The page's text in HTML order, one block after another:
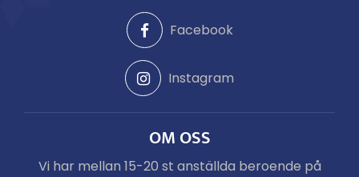
Facebook
Instagram
OM OSS
Vi har mellan 15-20 st anställda beroende på